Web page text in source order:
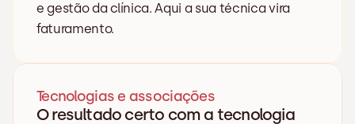
e gestão da clínica. Aqui a sua técnica vira
faturamento.
Tecnologias e associações
O resultado certo com a tecnologia